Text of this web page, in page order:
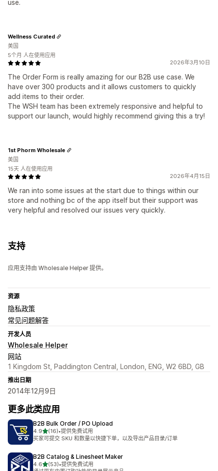
use.
2026年3月10日
The Order Form is really amazing for our B2B use case. We
have over 300 products and it allows customers to quickly
add items to their order.
The WSH team has been extremely responsive and helpful to
support our launch, would highly recommend giving this a try!
Wellness Curated
美国
5个月 人在使用应用
2026年4月15日
We ran into some issues at the start due to things within our
store and nothing bc of the app itself but their support was
very helpful and resolved our issues very quickly.
1st Phorm Wholesale
美国
15天 人在使用应用
支持
应用支持由 Wholesale Helper 提供。
资源
隐私政策
常见问题解答
开发人员
Wholesale Helper
网站
1 Kingdom St, Paddington Central, London, ENG, W2 6BD, GB
推出日期
2014年12月9日
更多此类应用
B2B Bulk Order / PO Upload
4.9星（满分 5 星）
(16)
总共 16 条评论
•提供免费试用
买家可提交 SKU 和数量以快捷下单，以及导出产品目录/订单
B2B Catalog & Linesheet Maker
4.6星（满分 5 星）
(53)
总共 53 条评论
•提供免费试用